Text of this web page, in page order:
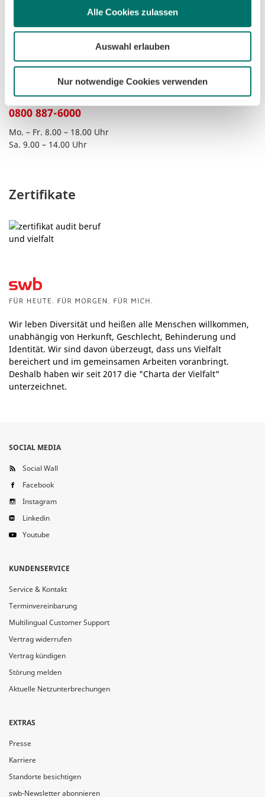
Alle Cookies zulassen
Auswahl erlauben
Nur notwendige Cookies verwenden
0421 359-3590
Mo. – Fr. 8.00 – 18.00 Uhr
Kontakt Telekommunikation
0800 887-6000
Mo. – Fr. 8.00 – 18.00 Uhr
Sa. 9.00 – 14.00 Uhr
Zertifikate
Wir leben Diversität und heißen alle Menschen willkommen,
unabhängig von Herkunft, Geschlecht, Behinderung und
Identität. Wir sind davon überzeugt, dass uns Vielfalt
bereichert und im gemeinsamen Arbeiten voranbringt.
Deshalb haben wir seit 2017 die "Charta der Vielfalt"
unterzeichnet.
SOCIAL MEDIA
Social Wall
Facebook
Instagram
Linkedin
Youtube
KUNDENSERVICE
Service & Kontakt
Terminvereinbarung
Multilingual Customer Support
Vertrag widerrufen
Vertrag kündigen
Störung melden
Aktuelle Netzunterbrechungen
EXTRAS
Presse
Karriere
Standorte besichtigen
swb-Newsletter abonnieren